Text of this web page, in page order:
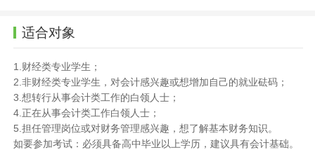
适合对象
1. 财经类专业学生；
2.非财经类专业学生，对会计感兴趣或想增加自己的就业砝码；
3.想转行从事会计类工作的白领人士；
4. 正在从事会计类工作白领人士；
5.担任管理岗位或对财务管理感兴趣，想了解基本财务知识。
如要参加考试：必须具备高中毕业以上学历，建议具有会计基础。